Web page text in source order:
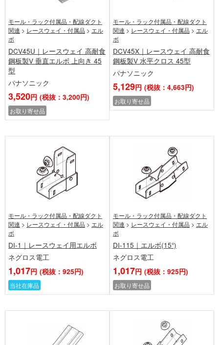
モール・ラック付属品・配線ダクト
関連 > レースウェイ・付属品 > エル
ボ
DCV45U｜レースウェイ 高耐食
鋼板製V 垂直エルボ 上向き 45
型
パナソニック
3,520円 (税抜：3,200円)
お取り寄せ品
モール・ラック付属品・配線ダクト
関連 > レースウェイ・付属品 > エル
ボ
DCV45X｜レースウェイ 高耐食
鋼板製V 水平クロス 45型
パナソニック
5,129円 (税抜：4,663円)
お取り寄せ品
モール・ラック付属品・配線ダクト
関連 > レースウェイ・付属品 > エル
ボ
DI-1｜レースウェイ用エルボ
ネグロス電工
1,017円 (税抜：925円)
当社在庫品
モール・ラック付属品・配線ダクト
関連 > レースウェイ・付属品 > エル
ボ
DI-115｜エルボ(15°)
ネグロス電工
1,017円 (税抜：925円)
お取り寄せ品